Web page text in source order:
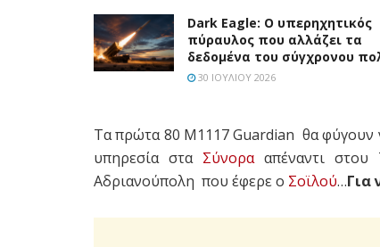
Dark Eagle: Ο υπερηχητικός
πύραυλος που αλλάζει τα
δεδομένα του σύγχρονου
30 ΙΟΥΛΊΟΥ 2026
Τα πρώτα 80 M1117 Guardian θα φύγουν
υπηρεσία στα Σύνορααπέναντι στου
Αδριανούπολη που έφερε ο Σοϊλού…Για